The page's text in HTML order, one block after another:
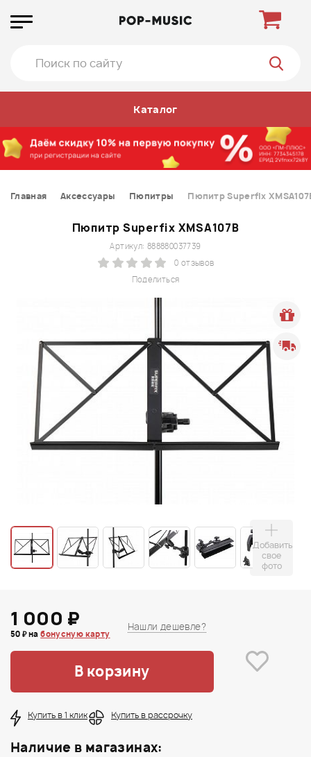
Каталог
Главная Аксессуары Пюпитры Пюпитр Superfix
Пюпитр Superfix XMSA107B
Поделиться
Артикул: 888880037739
0 отзывов
Добавить
свое
фото
1 000 ₽
50 ₽ набонусную карту
Нашли дешевле?
В корзину
Купить в 1 клик Купить в рассрочку
Наличие в магазинах: